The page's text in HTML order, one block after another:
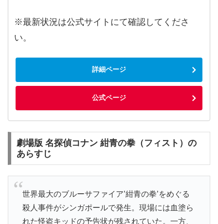
※最新状況は公式サイトにて確認してくださ
い。
詳細ページ
公式ページ
劇場版 名探偵コナン 紺青の拳（フィスト）の
あらすじ
世界最大のブルーサファイア’紺青の拳’をめぐる
殺人事件がシンガポールで発生。現場には血塗ら
れた怪盗キッドの予告状が残されていた。一方、